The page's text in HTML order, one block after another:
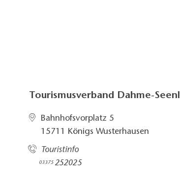
Tourismusverband Dahme-
Bahnhofsvorplatz 5​
15711 Königs Wusterhausen
Touristinfo
03375252025​